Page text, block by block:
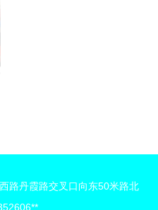
路丹霞路交叉口向东50米路北